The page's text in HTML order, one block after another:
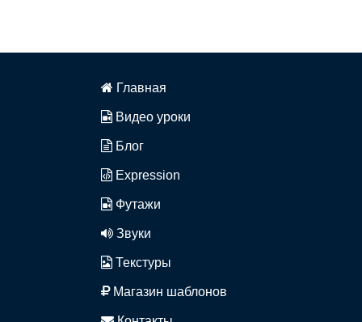
Главная
Видео уроки
Блог
Expression
Футажи
Звуки
Текстуры
Магазин шаблонов